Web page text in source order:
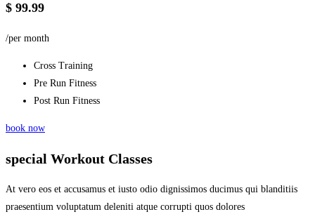
$ 99.99
/per month
Cross Training
Pre Run Fitness
Post Run Fitness
book now
special Workout Classes
At vero eos et accusamus et iusto odio dignissimos ducimus qui blanditiis
praesentium voluptatum deleniti atque corrupti quos dolores